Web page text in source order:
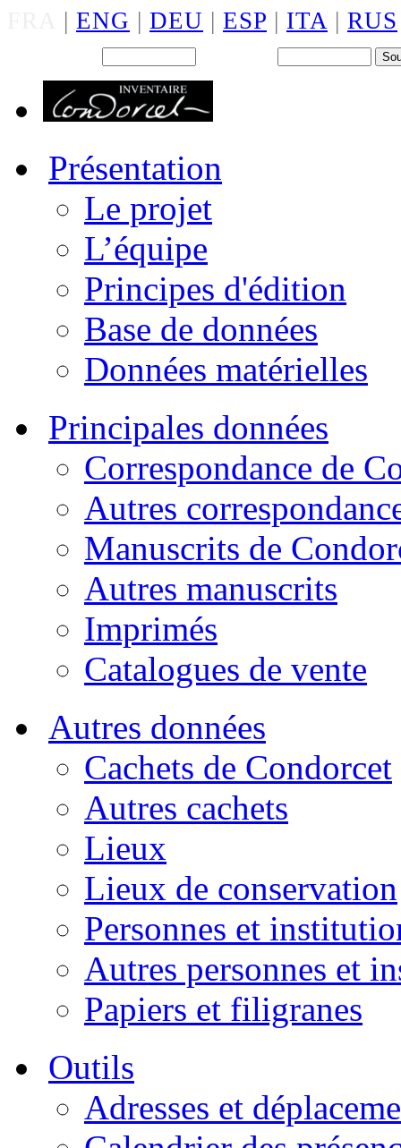
| ENG | DEU | ESP | ITA | RUS
Présentation
Le projet
L’équipe
Principes d'édition
Base de données
Données matérielles
Principales données
Correspondance de
Autres
Manuscrits de
Autres manuscrits
Imprimés
Catalogues de vente
Autres données
Cachets de Condorcet
Autres cachets
Lieux
Lieux de conservation
Personnes et
Autres personnes et
Papiers et filigranes
Outils
Adresses et